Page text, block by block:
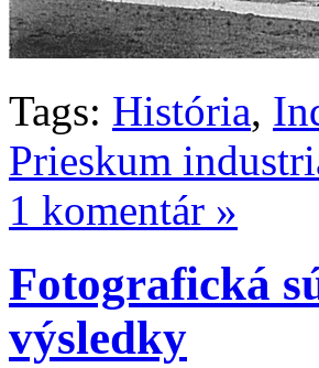
Tags: História,
Prieskum
1 komentár »
Fotografická
výsledky